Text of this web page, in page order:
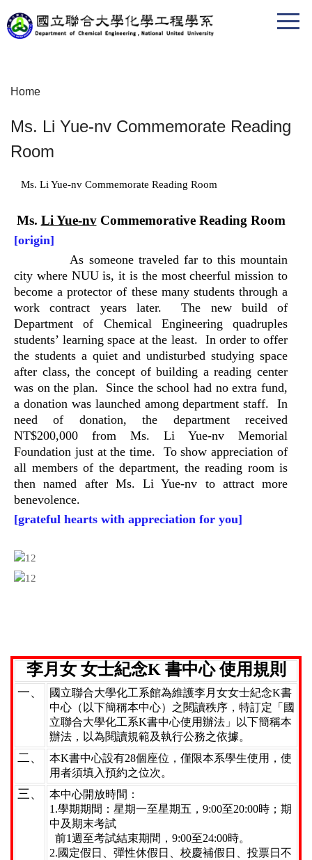
Jump
to
block
Home
Ms. Li Yue-nv Commemorate Reading
Room
Ms. Li Yue-nv Commemorate Reading Room
Ms. Li Yue-nvCommemorative Reading Room
[origin]
As someone traveled far to this mountain
city where NUU is, it is the most cheerful mission to
become a protector of these many students through a
work contract years later. The new build of
Department of Chemical Engineering quadruples
students’ learning space at the least. In order to offer
the students a quiet and undisturbed studying space
after class, the concept of building a reading center
was on the plan. Since the school had no extra fund,
a donation was launched among department staff. In
need of donation, the department received
NT$200,000 from Ms. Li Yue-nv Memorial
Foundation just at the time. To show appreciation of
all members of the department, the reading room is
then named after Ms. Li Yue-nv to attract more
benevolence.
[grateful hearts with appreciation for you]
李月女 女士紀念K 書中心 使用規則
一、
國立聯合大學化工系館為維護李月女女士紀念K書
中心（以下簡稱本中心）之閱讀秩序，特訂定「國
立聯合大學化工系K書中心使用辦法」以下簡稱本
辦法，以為閱讀規範及執行公務之依據。
二、
本K書中心設有28個座位，僅限本系學生使用，使
用者須填入預約之位次。
三、
本中心開放時間：
1.學期期間：星期一至星期五，9:00至20:00時；期
中及期末考試
前1週至考試結束期間，9:00至24:00時。
2.國定假日、彈性休假日、校慶補假日、投票日不